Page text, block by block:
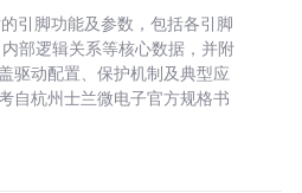
引脚功能及参数，包括各引脚
部逻辑关系等核心数据，并附
驱动配置、保护机制及典型应
自杭州士兰微电子官方规格书